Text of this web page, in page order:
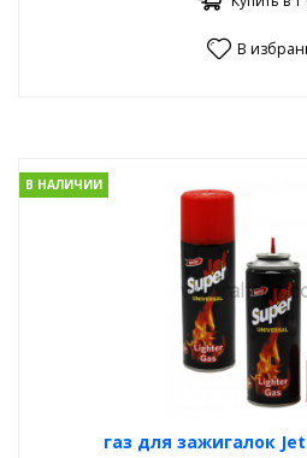
В
газ для зажигалок
В НАЛИЧИИ